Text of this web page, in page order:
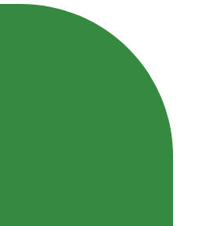
TAB)
NEUEM TAB)